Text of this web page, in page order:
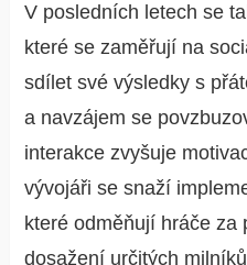
V posledních letech se
které se zaměřují na
sdílet své výsledky s
a navzájem se
interakce zvyšuje
vývojáři se snaží
které odměňují hráče za
dosažení určitých